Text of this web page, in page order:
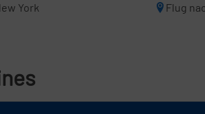
York Flug